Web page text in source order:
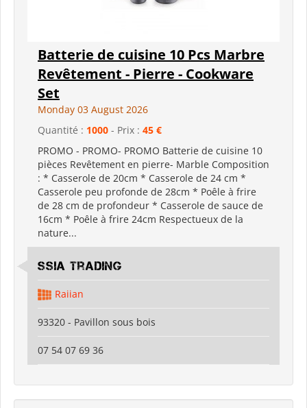
Batterie de cuisine 10 Pcs Marbre
Revêtement - Pierre - Cookware
Set
Monday 03 August 2026
Quantité : 1000 - Prix : 45 €
PROMO - PROMO- PROMO Batterie de cuisine 10
pièces Revêtement en pierre- Marble Composition
: * Casserole de 20cm * Casserole de 24 cm *
Casserole peu profonde de 28cm * Poêle à frire
de 28 cm de profondeur * Casserole de sauce de
16cm * Poêle à frire 24cm Respectueux de la
nature...
SSIA Trading
Raiian
93320 - Pavillon sous bois
07 54 07 69 36